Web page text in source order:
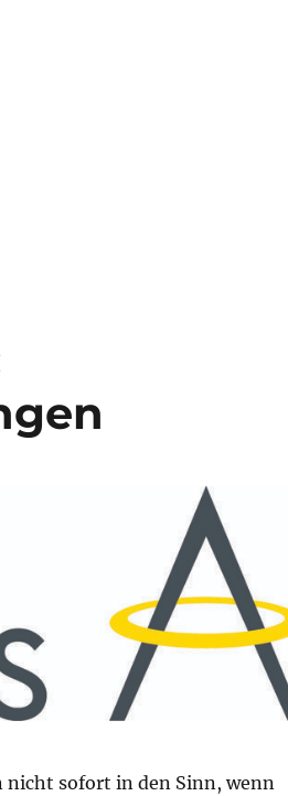
sofort in den Sinn, wenn